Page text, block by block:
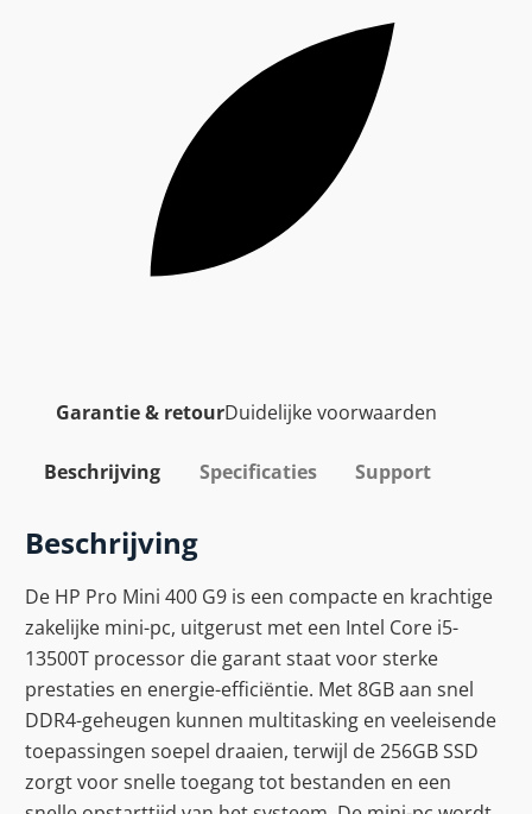
Garantie & retourDuidelijke voorwaarden
Beschrijving Specificaties Support
Beschrijving
De HP Pro Mini 400 G9 is een compacte en krachtige
zakelijke mini-pc, uitgerust met een Intel Core i5-
13500T processor die garant staat voor sterke
prestaties en energie-efficiëntie. Met 8GB aan snel
DDR4-geheugen kunnen multitasking en veeleisende
toepassingen soepel draaien, terwijl de 256GB SSD
zorgt voor snelle toegang tot bestanden en een